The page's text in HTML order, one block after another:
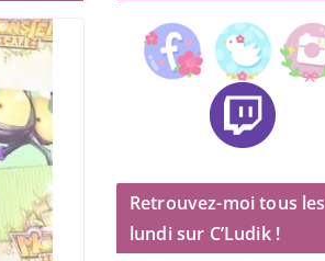
Retrouvez-moi tous les
lundi sur C’Ludik !